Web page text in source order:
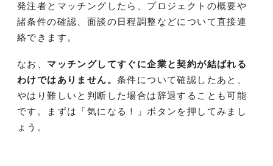
発注者とマッチングしたら、プロジェクトの概要や
諸条件の確認、面談の日程調整などについて直接連
絡できます。
なお、 マッチングしてすぐに企業と契約が結ばれる
わけではありません。 条件について確認したあと、
やはり難しいと判断した場合は辞退することも可能
です。まずは「気になる！」ボタンを押してみまし
ょう。